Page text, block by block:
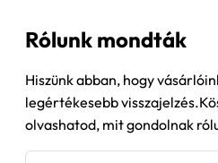
Rólunk mondták
Hiszünk abban, hogy
legértékesebb
olvashatod, mit gondolnak